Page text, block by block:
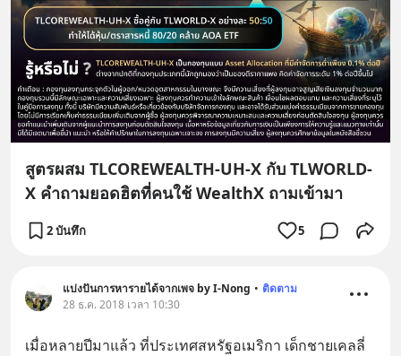
สูตรผสม TLCOREWEALTH-UH-X กับ TLWORLD-
X คำถามยอดฮิตที่คนใช้ WealthX ถามเข้ามา
2 บันทึก 5
แบ่งปันการหารายได้จากเพจ by I-Nong • ติดตาม
28 ธ.ค. 2018 เวลา 10:30
เมื่อหลายปีมาแล้ว ที่ประเทศสหรัฐอเมริกา เด็กชายเคลลี่